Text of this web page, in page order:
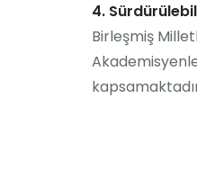
4.
Birleşmiş